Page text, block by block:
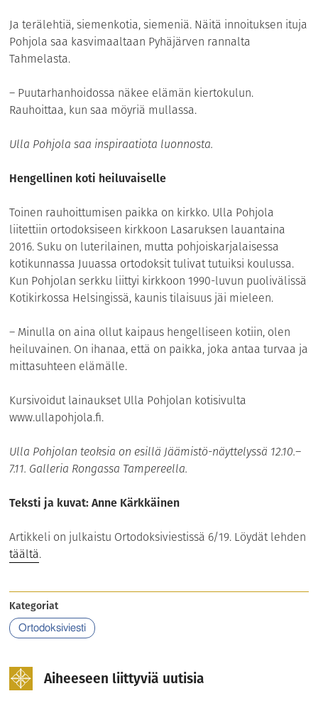
Ja terälehtiä, siemenkotia, siemeniä. Näitä innoituksen ituja
Pohjola saa kasvimaaltaan Pyhäjärven rannalta
Tahmelasta.
– Puutarhanhoidossa näkee elämän kiertokulun.
Rauhoittaa, kun saa möyriä mullassa.
Ulla Pohjola saa inspiraatiota luonnosta.
Hengellinen koti heiluvaiselle
Toinen rauhoittumisen paikka on kirkko. Ulla Pohjola
liitettiin ortodoksiseen kirkkoon Lasaruksen lauantaina
2016. Suku on luterilainen, mutta pohjoiskarjalaisessa
kotikunnassa Juuassa ortodoksit tulivat tutuiksi koulussa.
Kun Pohjolan serkku liittyi kirkkoon 1990-luvun puolivälissä
Kotikirkossa Helsingissä, kaunis tilaisuus jäi mieleen.
– Minulla on aina ollut kaipaus hengelliseen kotiin, olen
heiluvainen. On ihanaa, että on paikka, joka antaa turvaa ja
mittasuhteen elämälle.
Kursivoidut lainaukset Ulla Pohjolan kotisivulta
www.ullapohjola.fi.
Ulla Pohjolan teoksia on esillä Jäämistö-näyttelyssä 12.10.–
7.11. Galleria Rongassa Tampereella.
Teksti ja kuvat: Anne Kärkkäinen
Artikkeli on julkaistu Ortodoksiviestissä 6/19. Löydät lehden
täältä.
Kategoriat
Ortodoksiviesti
Aiheeseen liittyviä uutisia